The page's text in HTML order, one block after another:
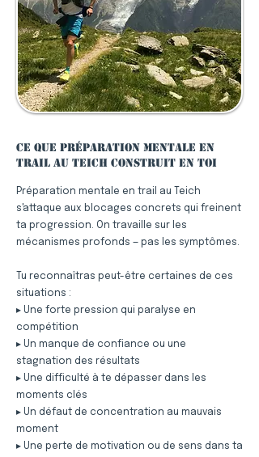
Ce que préparation mentale en
trail au Teich construit en toi
Préparation mentale en trail au Teich
s'attaque aux blocages concrets qui freinent
ta progression. On travaille sur les
mécanismes profonds — pas les symptômes.
Tu reconnaîtras peut-être certaines de ces
situations :
▸ Une forte pression qui paralyse en
compétition
▸ Un manque de confiance ou une
stagnation des résultats
▸ Une difficulté à te dépasser dans les
moments clés
▸ Un défaut de concentration au mauvais
moment
▸ Une perte de motivation ou de sens dans ta